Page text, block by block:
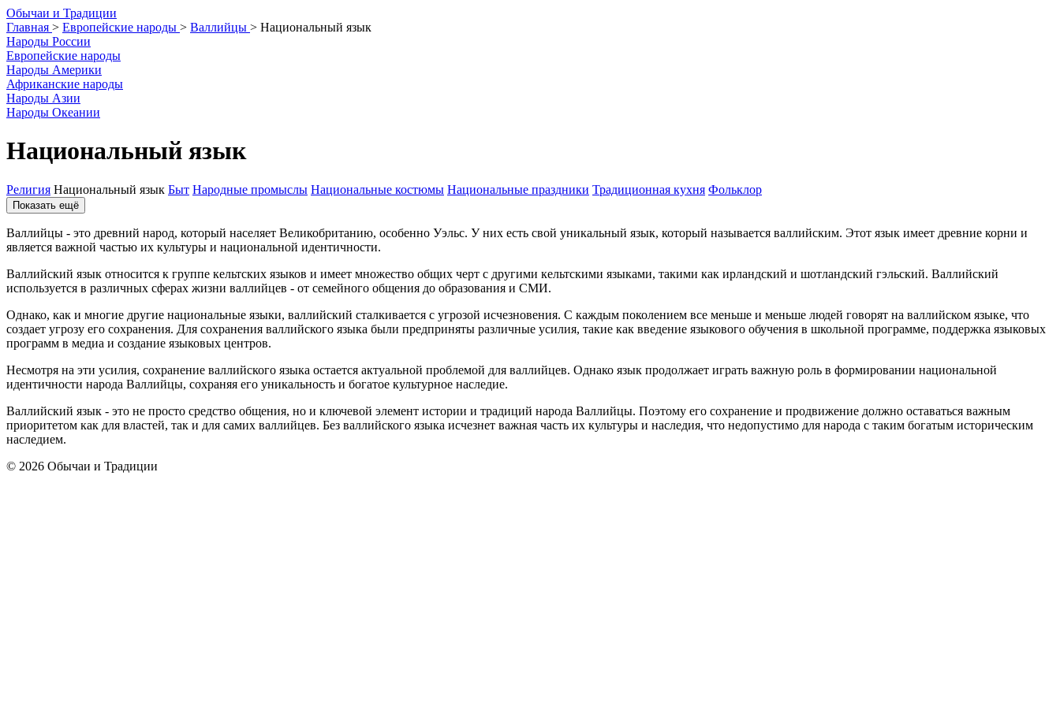
Обычаи и Традиции
Главная > Европейские народы > Валлийцы > Национальный язык
Народы России
Европейские народы
Народы Америки
Африканские народы
Народы Азии
Народы Океании
Национальный язык
Религия Национальный язык Быт Народные промыслы Национальные костюмы Национальные праздники Традиционная кухня Фольклор
Показать ещё
Валлийцы - это древний народ, который населяет Великобританию, особенно Уэльс. У них есть свой уникальный язык, который называется валлийским. Этот язык имеет древние корни и
является важной частью их культуры и национальной идентичности.
Валлийский язык относится к группе кельтских языков и имеет множество общих черт с другими кельтскими языками, такими как ирландский и шотландский гэльский. Валлийский
используется в различных сферах жизни валлийцев - от семейного общения до образования и СМИ.
Однако, как и многие другие национальные языки, валлийский сталкивается с угрозой исчезновения. С каждым поколением все меньше и меньше людей говорят на валлийском языке, что
создает угрозу его сохранения. Для сохранения валлийского языка были предприняты различные усилия, такие как введение языкового обучения в школьной программе, поддержка языковых
программ в медиа и создание языковых центров.
Несмотря на эти усилия, сохранение валлийского языка остается актуальной проблемой для валлийцев. Однако язык продолжает играть важную роль в формировании национальной
идентичности народа Валлийцы, сохраняя его уникальность и богатое культурное наследие.
Валлийский язык - это не просто средство общения, но и ключевой элемент истории и традиций народа Валлийцы. Поэтому его сохранение и продвижение должно оставаться важным
приоритетом как для властей, так и для самих валлийцев. Без валлийского языка исчезнет важная часть их культуры и наследия, что недопустимо для народа с таким богатым историческим
наследием.
© 2026 Обычаи и Традиции